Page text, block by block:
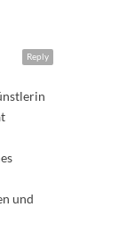
Reply
und